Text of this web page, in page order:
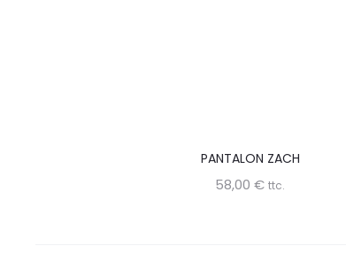
PANTALON ZACH
58,00€ ttc.